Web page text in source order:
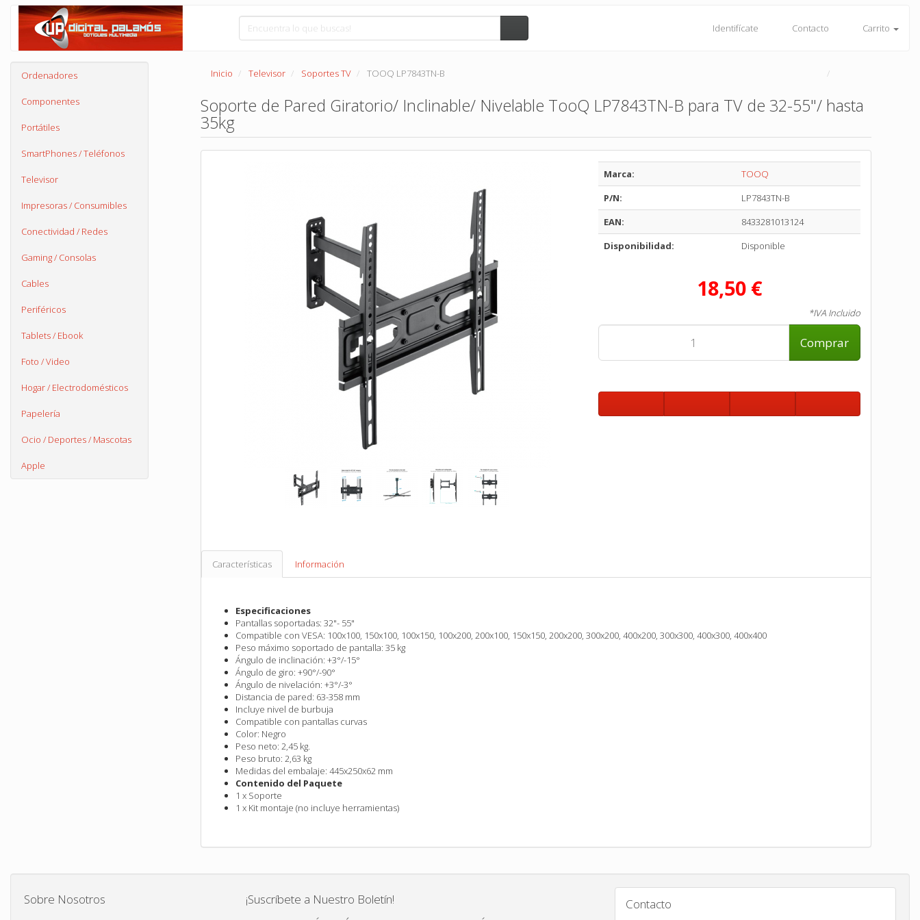
Identifícate Contacto Carrito
Ordenadores
Componentes
Portátiles
SmartPhones / Teléfonos
Televisor
Impresoras / Consumibles
Conectividad / Redes
Gaming / Consolas
Cables
Periféricos
Tablets / Ebook
Foto / Video
Hogar / Electrodomésticos
Papelería
Ocio / Deportes / Mascotas
Apple
Inicio Televisor Soportes TV TOOQ LP7843TN-B
Soporte de Pared Giratorio/ Inclinable/ Nivelable TooQ LP7843TN-B para TV de 32-55"/ hasta
35kg
Marca:
TOOQ
P/N:
LP7843TN-B
EAN:
8433281013124
Disponibilidad:
Disponible
18,50 €
*IVA Incluido
Comprar
Características Información
Especificaciones
Pantallas soportadas: 32"- 55"
Compatible con VESA: 100x100, 150x100, 100x150, 100x200, 200x100, 150x150, 200x200, 300x200, 400x200, 300x300, 400x300, 400x400
Peso máximo soportado de pantalla: 35 kg
Ángulo de inclinación: +3°/-15°
Ángulo de giro: +90°/-90°
Ángulo de nivelación: +3°/-3°
Distancia de pared: 63-358 mm
Incluye nivel de burbuja
Compatible con pantallas curvas
Color: Negro
Peso neto: 2,45 kg.
Peso bruto: 2,63 kg
Medidas del embalaje: 445x250x62 mm
Contenido del Paquete
1 x Soporte
1 x Kit montaje (no incluye herramientas)
Sobre Nosotros ¡Suscríbete a Nuestro Boletín! Contacto